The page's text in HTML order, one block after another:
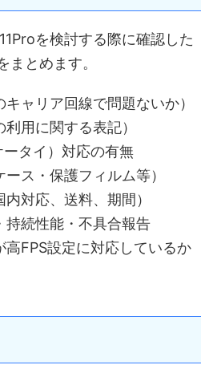
を検討する際に確認した
まとめます。
ャリア回線で問題ないか）
用に関する表記）
タイ）対応の有無
ス・保護フィルム等）
対応、送料、期間）
続性能・不具合報告
FPS設定に対応しているか